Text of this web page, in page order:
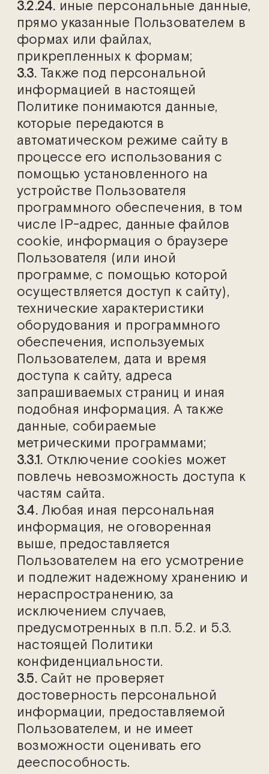
3.2.24. иные персональные данные,
прямо указанные Пользователем в
формах или файлах,
прикрепленных к формам;
3.3.Также под персональной
информацией в настоящей
Политике понимаются данные,
которые передаются в
автоматическом режиме сайту в
процессе его использования с
помощью установленного на
устройстве Пользователя
программного обеспечения, в том
числе IP-адрес, данные файлов
cookie, информация о браузере
Пользователя (или иной
программе, с помощью которой
осуществляется доступ к сайту),
технические характеристики
оборудования и программного
обеспечения, используемых
Пользователем, дата и время
доступа к сайту, адреса
запрашиваемых страниц и иная
подобная информация. А также
данные, собираемые
метрическими программами;
3.3.1. Отключение cookies может
повлечь невозможность доступа к
частям сайта.
3.4.Любая иная персональная
информация, не оговоренная
выше, предоставляется
Пользователем на его усмотрение
и подлежит надежному хранению и
нераспространению, за
исключением случаев,
предусмотренных в п.п. 5.2. и 5.3.
настоящей Политики
конфиденциальности.
3.5.Сайт не проверяет
достоверность персональной
информации, предоставляемой
Пользователем, и не имеет
возможности оценивать его
дееспособность.